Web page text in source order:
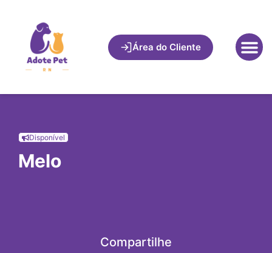
Área do Cliente
Disponível
Melo
Compartilhe